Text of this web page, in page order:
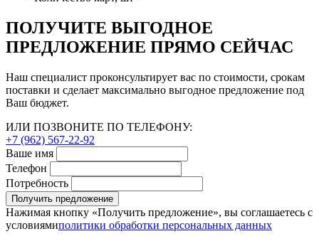
ПОЛУЧИТЕ ВЫГОДНОЕ
ПРЕДЛОЖЕНИЕ ПРЯМО СЕЙЧАС
Наш специалист проконсультирует вас по стоимости, срокам
поставки и сделает максимально выгодное предложение под
Ваш бюджет.
ИЛИ ПОЗВОНИТЕ ПО ТЕЛЕФОНУ:
+7 (962) 567-22-92
Ваше имя
Телефон
Потребность
Получить предложение
Нажимая кнопку «Получить предложение», вы соглашаетесь с
условиямиполитики обработки персональных данных